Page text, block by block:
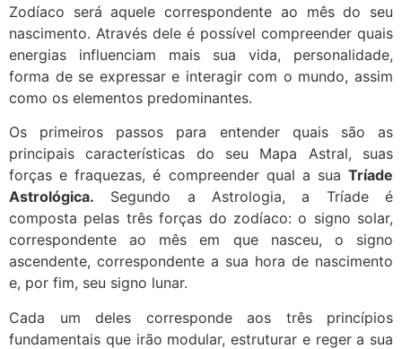
Zodíaco será aquele correspondente ao mês do seu
nascimento. Através dele é possível compreender quais
energias influenciam mais sua vida, personalidade,
forma de se expressar e interagir com o mundo, assim
como os elementos predominantes.
Os primeiros passos para entender quais são as
principais características do seu Mapa Astral, suas
forças e fraquezas, é compreender qual a sua Tríade
Astrológica. Segundo a Astrologia, a Tríade é
composta pelas três forças do zodíaco: o signo solar,
correspondente ao mês em que nasceu, o signo
ascendente, correspondente a sua hora de nascimento
e, por fim, seu signo lunar.
Cada um deles corresponde aos três princípios
fundamentais que irão modular, estruturar e reger a sua